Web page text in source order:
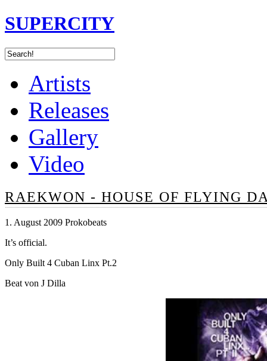
SUPERCITY
Artists
Releases
Gallery
Video
RAEKWON - HOUSE OF FLYING
1. August 2009 Prokobeats
It’s official.
Only Built 4 Cuban Linx Pt.2
Beat von J Dilla